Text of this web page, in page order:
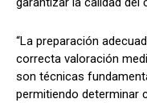
“La preparación
correcta valoración
son técnicas
permitiendo determinar